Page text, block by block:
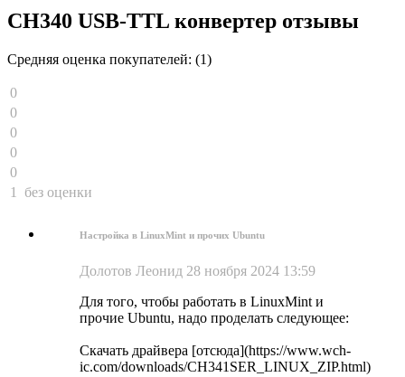
CH340 USB-TTL конвертер отзывы
Средняя оценка покупателей: (1)
0
0
0
0
0
1
без оценки
Настройка в LinuxMint и прочих Ubuntu
Долотов Леонид 28 ноября 2024 13:59
Для того, чтобы работать в LinuxMint и
прочие Ubuntu, надо проделать следующее:
Скачать драйвера [отсюда](https://www.wch-
ic.com/downloads/CH341SER_LINUX_ZIP.html)